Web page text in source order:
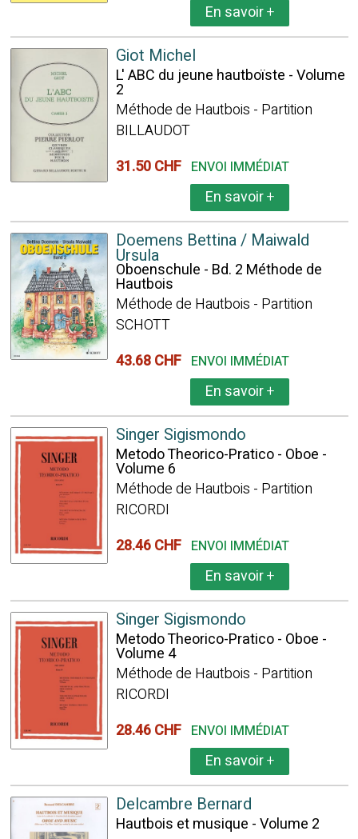
En savoir+
Giot Michel
L' ABC du jeune hautboïste - Volume
2
Méthode de Hautbois - Partition
BILLAUDOT
31.50 CHF ENVOI IMMÉDIAT
En savoir+
Doemens Bettina / Maiwald
Ursula
Oboenschule - Bd. 2 Méthode de
Hautbois
Méthode de Hautbois - Partition
SCHOTT
43.68 CHF ENVOI IMMÉDIAT
En savoir+
Singer Sigismondo
Metodo Theorico-Pratico - Oboe -
Volume 6
Méthode de Hautbois - Partition
RICORDI
28.46 CHF ENVOI IMMÉDIAT
En savoir+
Singer Sigismondo
Metodo Theorico-Pratico - Oboe -
Volume 4
Méthode de Hautbois - Partition
RICORDI
28.46 CHF ENVOI IMMÉDIAT
En savoir+
Delcambre Bernard
Hautbois et musique - Volume 2